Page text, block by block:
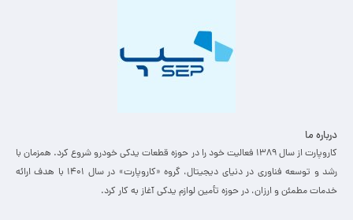
درباره ما
کاروپارت از سال ۱۳۸۹ فعالیت خود را در حوزه قطعات یدکی خودرو شروع کرد. همزمان با
رشد و توسعه فناوری در دنیای دیجیتال، گروه «کاروپارت» در سال ۱۴۰۱ با هدف ارائه
خدمات مطمئن و ارزان، ­در حوزه تأمین لوازم یدکی آغاز به کار کرد.